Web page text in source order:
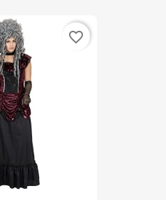
favorite_border